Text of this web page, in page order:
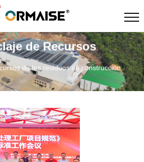
de Recursos
de los residuos de construcción.